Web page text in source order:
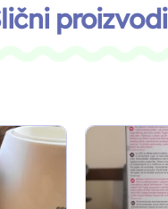
proizvodi